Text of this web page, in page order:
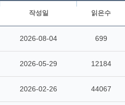
작성일 읽은수
2026-08-04 699
2026-05-29 12184
2026-02-26 44067